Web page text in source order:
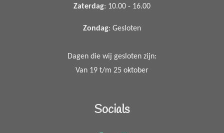
Zaterdag: 10.00 - 16.00
Zondag: Gesloten
Dagen die wij gesloten zijn:
Van 19 t/m 25 oktober
Socials